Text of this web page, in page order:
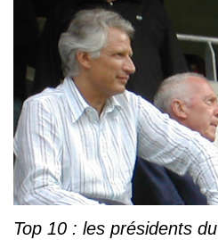
Top 10 : les présidents